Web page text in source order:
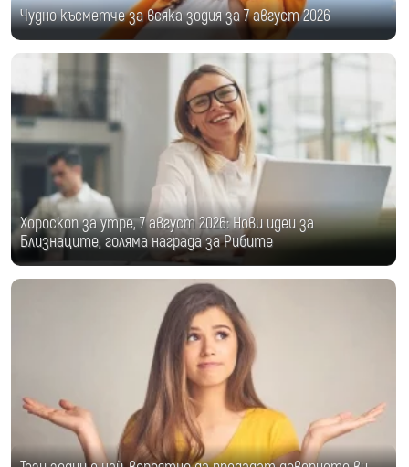
Чудно късметче за всяка зодия за 7 август 2026
Хороскоп за утре, 7 август 2026: Нови идеи за
Близнаците, голяма награда за Рибите